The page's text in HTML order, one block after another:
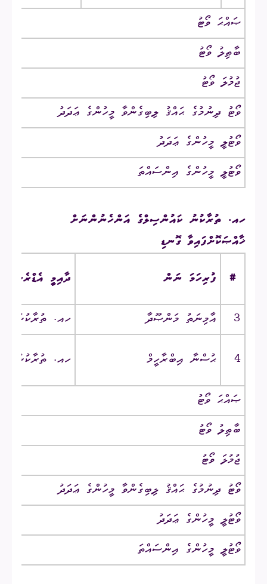
ޞައްޙަ ވޯޓު
ބާޠިލު ވޯޓު
ޖުމުލަ ވޯޓު
ވޯޓު ދިނުމުގެ ޙައްޤު ލިބިގެންވާ މީހުންގެ ޢަދަދު
ވޯޓުލީ މީހުންގެ ޢަދަދު
ވޯޓުލީ މީހުންގެ އިންސައްތަ
ހއ. ތުރާކުނު ކައުންސިލްގެ އަންހެނުންނަށް
ޚާއްޞަކޮށްފައިވާ ގޮނޑި
ދާއިމީ އެޑްރެސް ފުރިހަމަ ނަން #
ހއ. ތުރާކުނު ‎/‎ ތީސްރީމަންޒިލް އާމިނަތު މަންޞޫދާ 3
ހއ. ތުރާކުނު ‎/‎ އެނިފް ޙުސްނާ އިބްރާހީމް 4
ޞައްޙަ ވޯޓު
ބާޠިލު ވޯޓު
ޖުމުލަ ވޯޓު
ވޯޓު ދިނުމުގެ ޙައްޤު ލިބިގެންވާ މީހުންގެ ޢަދަދު
ވޯޓުލީ މީހުންގެ ޢަދަދު
ވޯޓުލީ މީހުންގެ އިންސައްތަ